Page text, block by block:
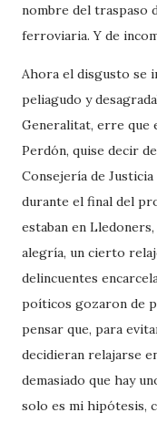
nombre del traspaso
ferroviaria. Y de
Ahora el disgusto se
peliagudo y
Generalitat, erre que
Perdón, quise decir
Consejería de
durante el final del
estaban en
alegría, un cierto
delincuentes
poíticos gozaron de
pensar que, para
decidieran relajarse
demasiado que hay
solo es mi hipótesis,